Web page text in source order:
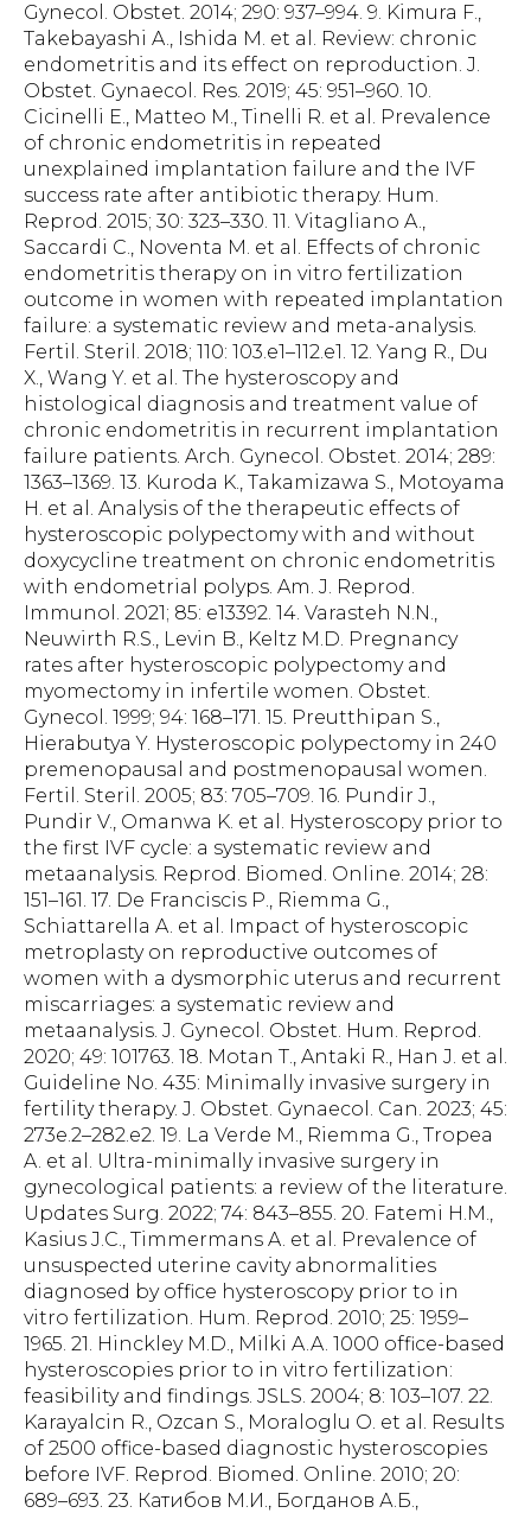
Gynecol. Obstet. 2014; 290: 937–994. 9. Kimura F.,
Takebayashi A., Ishida M. et al. Review: chronic
endometritis and its effect on reproduction. J.
Obstet. Gynaecol. Res. 2019; 45: 951–960. 10.
Cicinelli E., Matteo M., Tinelli R. et al. Prevalence
of chronic endometritis in repeated
unexplained implantation failure and the IVF
success rate after antibiotic therapy. Hum.
Reprod. 2015; 30: 323–330. 11. Vitagliano A.,
Saccardi C., Noventa M. et al. Effects of chronic
endometritis therapy on in vitro fertilization
outcome in women with repeated implantation
failure: a systematic review and meta-analysis.
Fertil. Steril. 2018; 110: 103.e1–112.e1. 12. Yang R., Du
X., Wang Y. et al. The hysteroscopy and
histological diagnosis and treatment value of
chronic endometritis in recurrent implantation
failure patients. Arch. Gynecol. Obstet. 2014; 289:
1363–1369. 13. Kuroda K., Takamizawa S., Motoyama
H. et al. Analysis of the therapeutic effects of
hysteroscopic polypectomy with and without
doxycycline treatment on chronic endometritis
with endometrial polyps. Am. J. Reprod.
Immunol. 2021; 85: e13392. 14. Varasteh N.N.,
Neuwirth R.S., Levin B., Keltz M.D. Pregnancy
rates after hysteroscopic polypectomy and
myomectomy in infertile women. Obstet.
Gynecol. 1999; 94: 168–171. 15. Preutthipan S.,
Hierabutya Y. Hysteroscopic polypectomy in 240
premenopausal and postmenopausal women.
Fertil. Steril. 2005; 83: 705–709. 16. Pundir J.,
Pundir V., Omanwa K. et al. Hysteroscopy prior to
the first IVF cycle: a systematic review and
metaanalysis. Reprod. Biomed. Online. 2014; 28:
151–161. 17. De Franciscis P., Riemma G.,
Schiattarella A. et al. Impact of hysteroscopic
metroplasty on reproductive outcomes of
women with a dysmorphic uterus and recurrent
miscarriages: a systematic review and
metaanalysis. J. Gynecol. Obstet. Hum. Reprod.
2020; 49: 101763. 18. Motan T., Antaki R., Han J. et al.
Guideline No. 435: Minimally invasive surgery in
fertility therapy. J. Obstet. Gynaecol. Can. 2023; 45:
273e.2–282.e2. 19. La Verde M., Riemma G., Tropea
A. et al. Ultra-minimally invasive surgery in
gynecological patients: a review of the literature.
Updates Surg. 2022; 74: 843–855. 20. Fatemi H.M.,
Kasius J.C., Timmermans A. et al. Prevalence of
unsuspected uterine cavity abnormalities
diagnosed by office hysteroscopy prior to in
vitro fertilization. Hum. Reprod. 2010; 25: 1959–
1965. 21. Hinckley M.D., Milki A.A. 1000 office-based
hysteroscopies prior to in vitro fertilization:
feasibility and findings. JSLS. 2004; 8: 103–107. 22.
Karayalcin R., Ozcan S., Moraloglu O. et al. Results
of 2500 office-based diagnostic hysteroscopies
before IVF. Reprod. Biomed. Online. 2010; 20:
689–693. 23. Катибов М.И., Богданов А.Б.,